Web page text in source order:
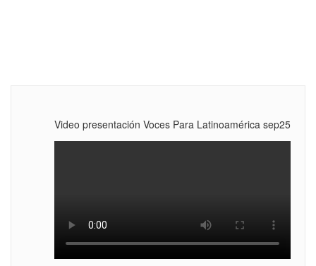
Video presentación Voces Para Latinoamérica sep25